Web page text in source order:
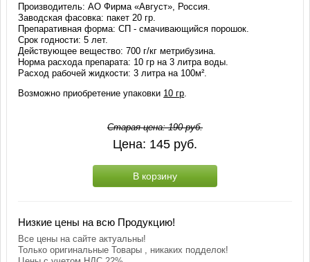
Производитель: АО Фирма «Август», Россия.
Заводская фасовка: пакет 20 гр.
Препаративная форма: СП - смачивающийся порошок.
Срок годности: 5 лет.
Действующее вещество: 700 г/кг метрибузина.
Норма расхода препарата: 10 гр на 3 литра воды.
Расход рабочей жидкости: 3 литра на 100м².
Возможно приобретение упаковки 10 гр
Старая цена:190руб.
Цена: 145 руб.
В корзину
Низкие цены на всю Продукцию!
Все цены на сайте актуальны!
Только оригинальные Товары , никаких подделок!